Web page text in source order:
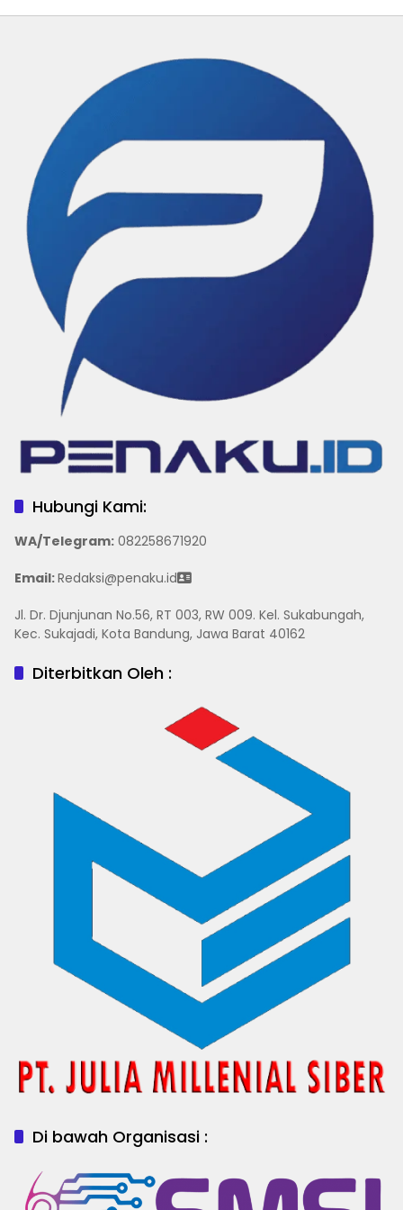
Hubungi Kami:
WA/Telegram: 082258671920
Email:Redaksi@penaku.id
Jl. Dr. Djunjunan No.56, RT 003, RW 009. Kel. Sukabungah,
Kec. Sukajadi, Kota Bandung, Jawa Barat 40162
Diterbitkan Oleh :
Di bawah Organisasi :